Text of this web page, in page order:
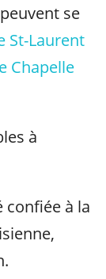
se
St-Laurent
Chapelle
à
confiée à la